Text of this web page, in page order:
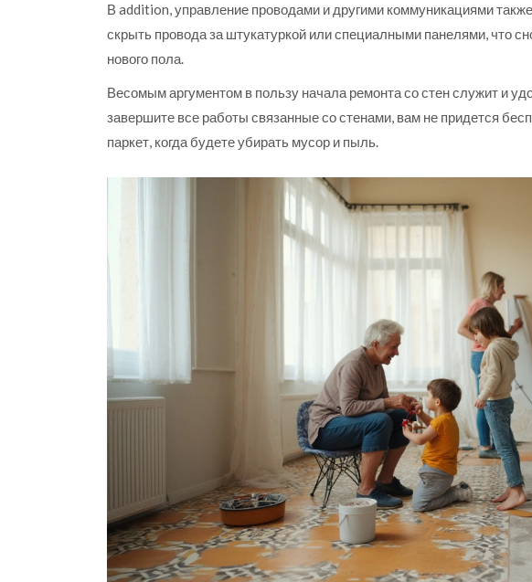
В addition, управление проводами и другими коммуникациями
скрыть провода за штукатуркой или специалными панелями, что
нового пола.
Весомым аргументом в пользу начала ремонта со стен служит и
завершите все работы связанные со стенами, вам не придется
паркет, когда будете убирать мусор и пыль.